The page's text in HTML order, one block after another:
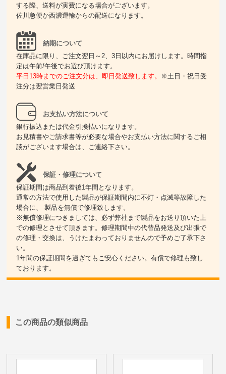
する際、送料が実費になる場合がございます。
佐川急便か西濃運輸からの配送になります。
納期について
在庫品に限り、ご注文翌日～2、3日以内にお届けします。時間指
定は午前/午後でお選び頂けます。
平日13時までのご注文分は、即日発送致します。
※土日・祝日受
注分は翌営業日発送
お支払い方法について
銀行振込または代金引換払いになります。
お見積書やご請求書等が必要な場合やお支払い方法に関するご相
談がございます場合は、ご連絡下さい。
保証・修理について
保証期間は商品到着後1年間となります。
通常の方法で使用した製品が保証期間内に不灯・点滅等故障した
場合に、 製品を無償で修理致します。
※無償修理につきましては、必ず弊社まで製品をお送り頂いた上
での修理とさせて頂きます。修理期間中の代替品発送及び出張で
の修理・交換は、うけたまわっておりませんので予めご了承下さ
い。
1年間の保証期間を過ぎてもご安心ください。有償で修理も致し
ております。
この商品の類似商品